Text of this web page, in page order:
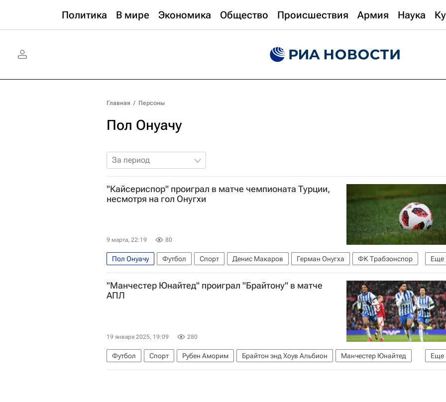
Политика В мире Экономика Общество Происшествия Армия Наука
Главная / Персоны
Пол Онуачу
За период
"Кайсериспор" проиграл в матче чемпионата Турции,
несмотря на гол Онугхи
9 марта, 22:19 80
Еще
Пол Онуачу Футбол Спорт Денис Макаров Герман Онугха
ФК Трабзонспор
Кайсериспор
"Манчестер Юнайтед" проиграл "Брайтону" в матче
АПЛ
19 января 2025, 19:09 280
Еще
Футбол Спорт Рубен Аморим Брайтон энд Хоув Альбион
Манчестер Юнайтед
АПЛ 2026-2027 (Чемпионат Англии по футболу)